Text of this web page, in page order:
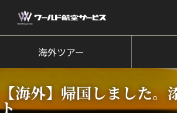
海外ツアー
国内ツアー
クルーズツアー
海外ツアー
【海外】帰国しました。
ト